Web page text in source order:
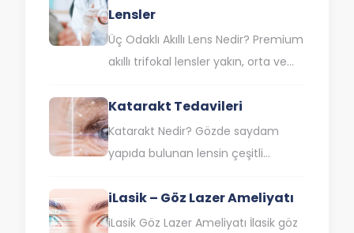
Lensler
Üç Odaklı Akıllı Lens Nedir? Premium
akıllı trifokal lensler yakın, orta ve
net şekilde görmenize yardımcı
olan…
Katarakt Tedavileri
Katarakt Nedir? Gözde saydam
yapıda bulunan lensin çeşitli
yeterince
iletilememesi katarakt olarak
iLasik – Göz Lazer Ameliyatı
iLasik Göz Lazer Ameliyatı İlasik göz